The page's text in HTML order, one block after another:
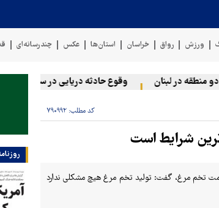
ورزش رواق خراسان استان‌ها عکس چندرسانه‌ای
در لبنان وقوع حادثه دریایی در سواحل عمان
کد مطلب: ۷۹۰۹۹۲
شرایط است
تخم مرغ، گفت: تولید تخم مرغ هیچ مشکلی ندارد